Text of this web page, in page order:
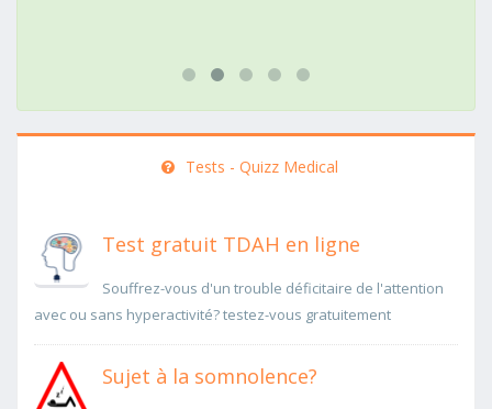
Tests - Quizz Medical
Test gratuit TDAH en ligne
Souffrez-vous d'un trouble déficitaire de l'attention
avec ou sans hyperactivité? testez-vous gratuitement
Sujet à la somnolence?